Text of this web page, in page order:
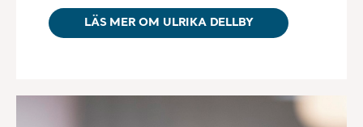
LÄS MER OM ULRIKA DELLBY